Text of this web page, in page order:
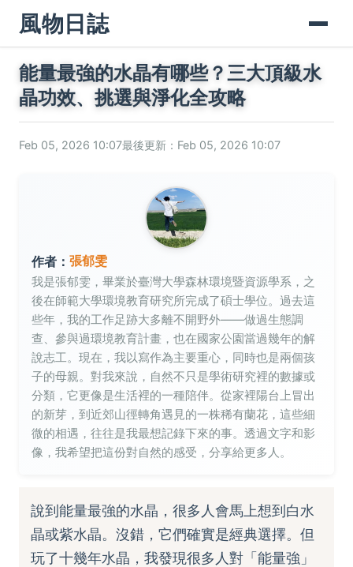
風物日誌
能量最強的水晶有哪些？三大頂級水
晶功效、挑選與淨化全攻略
Feb 05, 2026 10:07最後更新：Feb 05, 2026 10:07
作者： 張郁雯
我是張郁雯，畢業於臺灣大學森林環境暨資源學系，之
後在師範大學環境教育研究所完成了碩士學位。過去這
些年，我的工作足跡大多離不開野外——做過生態調
查、參與過環境教育計畫，也在國家公園當過幾年的解
說志工。現在，我以寫作為主要重心，同時也是兩個孩
子的母親。對我來說，自然不只是學術研究裡的數據或
分類，它更像是生活裡的一種陪伴。從家裡陽台上冒出
的新芽，到近郊山徑轉角遇見的一株稀有蘭花，這些細
微的相遇，往往是我最想記錄下來的事。透過文字和影
像，我希望把這份對自然的感受，分享給更多人。
說到能量最強的水晶，很多人會馬上想到白水
晶或紫水晶。沒錯，它們確實是經典選擇。但
玩了十幾年水晶，我發現很多人對「能量強」